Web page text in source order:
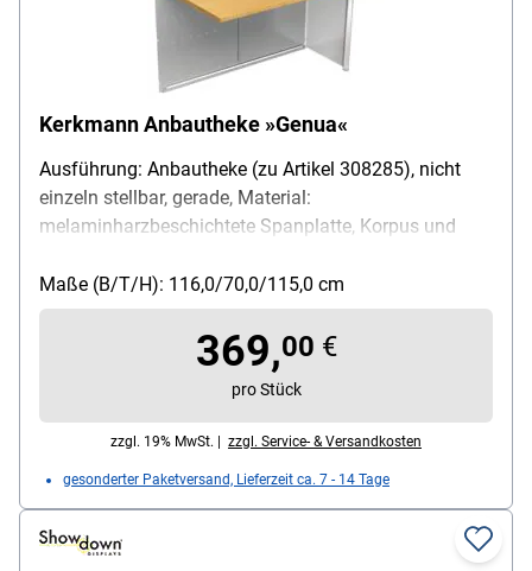
Kerkmann Anbautheke »Genua«
Ausführung: Anbautheke (zu Artikel 308285), nicht
einzeln stellbar, gerade, Material:
melaminharzbeschichtete Spanplatte, Korpus und
Kanten, Maße (B/T/H): 116/70/115 cm
Maße (B/T/H): 116,0/70,0/115,0 cm
369,00 €
pro Stück
zzgl. 19% MwSt. | zzgl. Service- & Versandkosten
gesonderter Paketversand, Lieferzeit ca. 7 - 14 Tage